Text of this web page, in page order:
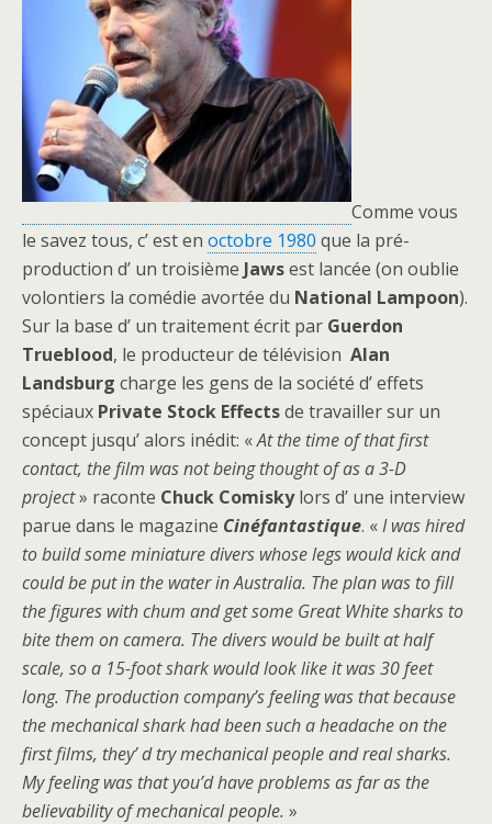
Comme vous
le savez tous, c’ est en octobre 1980 que la pré-
production d’ un troisième Jawsest lancée (on oublie
volontiers la comédie avortée du National Lampoon).
Sur la base d’ un traitement écrit par Guerdon
Trueblood, le producteur de télévision Alan
Landsburg charge les gens de la société d’ effets
spéciaux Private Stock Effectsde travailler sur un
concept jusqu’ alors inédit: «At the time of that first
contact, the film was not being thought of as a 3-D
project» raconte Chuck Comiskylors d’ une interview
parue dans le magazine Cinéfantastique. «I was hired
to build some miniature divers whose legs would kick and
could be put in the water in Australia. The plan was to fill
the figures with chum and get some Great White sharks to
bite them on camera. The divers would be built at half
scale, so a 15-foot shark would look like it was 30 feet
long. The production company’s feeling was that because
the mechanical shark had been such a headache on the
first films, they’ d try mechanical people and real sharks.
My feeling was that you’d have problems as far as the
believability of mechanical people. »